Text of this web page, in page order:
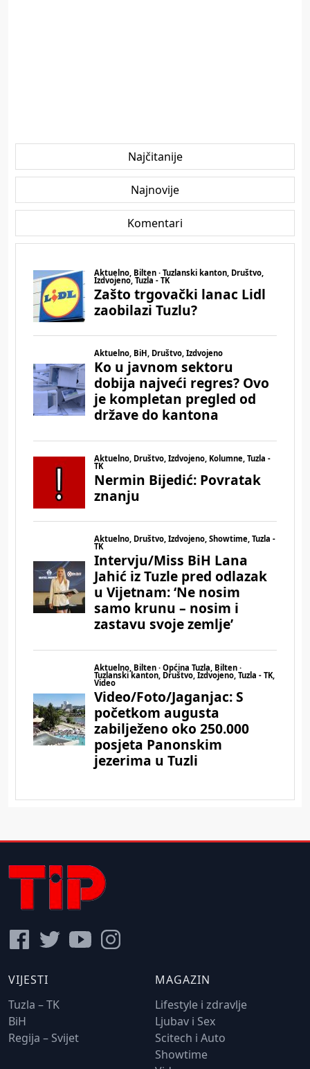
Najčitanije
Najnovije
Komentari
VIJESTI
Tuzla – TK
BiH
Regija – Svijet
MAGAZIN
Lifestyle i zdravlje
Ljubav i Sex
Scitech i Auto
Showtime